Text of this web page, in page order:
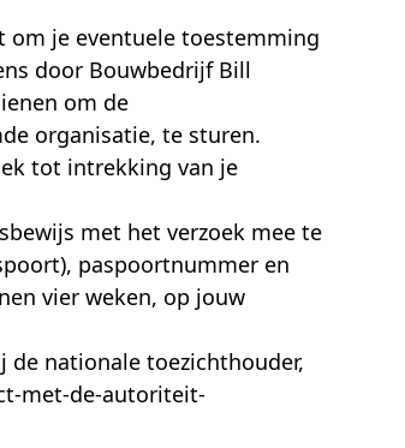
om je eventuele toestemming
door Bouwbedrijf Bill
om de
organisatie, te sturen.
tot intrekking van je
met het verzoek mee te
paspoortnummer en
vier weken, op jouw
de nationale toezichthouder,
met-de-autoriteit-